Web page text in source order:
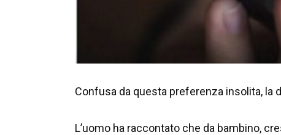
Confusa da questa preferenza insolita, la
L’uomo ha raccontato che da bambino,